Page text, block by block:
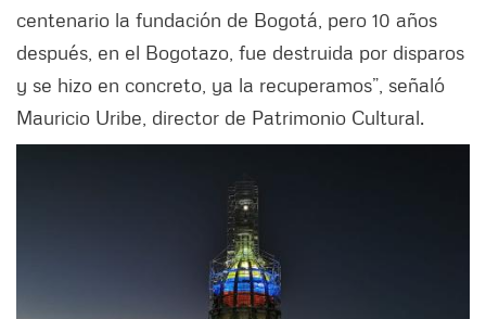
centenario la fundación de Bogotá, pero 10 años
después, en el Bogotazo, fue destruida por disparos
y se hizo en concreto, ya la recuperamos”, señaló
Mauricio Uribe, director de Patrimonio Cultural.